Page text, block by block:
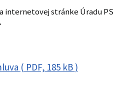
internetovej stránke Úradu
( PDF, 185 kB )